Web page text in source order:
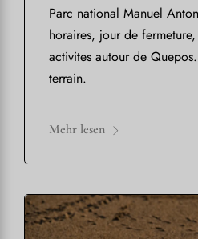
Parc national Manuel
horaires, jour de
activites autour de
terrain.
Mehr lesen